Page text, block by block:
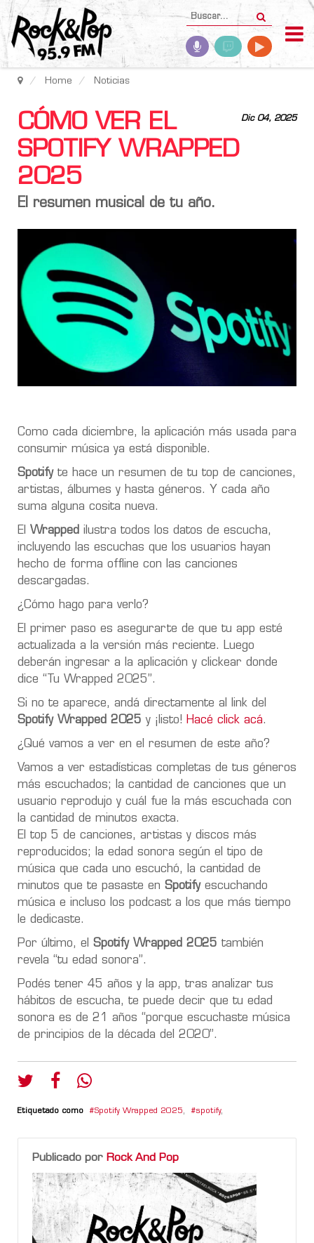
Home Noticias
Dic 04, 2025
CÓMO VER EL
SPOTIFY WRAPPED
2025
El resumen musical de tu año.
Como cada diciembre, la aplicación más usada para
consumir música ya está disponible.
Spotifyte hace un resumen de tu top de canciones,
artistas, álbumes y hasta géneros. Y cada año
suma alguna cosita nueva.
El Wrapped ilustra todos los datos de escucha,
incluyendo las escuchas que los usuarios hayan
hecho de forma offline con las canciones
descargadas.
¿Cómo hago para verlo?
El primer paso es asegurarte de que tu app esté
actualizada a la versión más reciente. Luego
deberán ingresar a la aplicación y clickear donde
dice “Tu Wrapped 2025”.
Si no te aparece, andá directamente al link del
Spotify Wrapped 2025 y ¡listo! Hacé click acá.
¿Qué vamos a ver en el resumen de este año?
Vamos a ver estadísticas completas de tus géneros
más escuchados; la cantidad de canciones que un
usuario reprodujo y cuál fue la más escuchada con
la cantidad de minutos exacta.
El top 5 de canciones, artistas y discos más
reproducidos; la edad sonora según el tipo de
música que cada uno escuchó, la cantidad de
minutos que te pasaste en Spotifyescuchando
música e incluso los podcast a los que más tiempo
le dedicaste.
Por último, el Spotify Wrapped 2025 también
revela “tu edad sonora”.
Podés tener 45 años y la app, tras analizar tus
hábitos de escucha, te puede decir que tu edad
sonora es de 21 años “porque escuchaste música
de principios de la década del 2020”.
Etiquetado como Spotify Wrapped 2025, spotify,
Publicado por Rock And Pop